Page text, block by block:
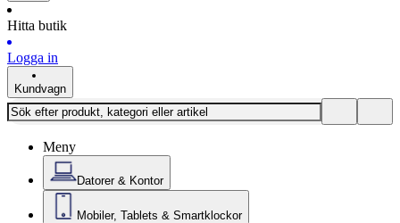
Hitta butik
Logga in
Kundvagn
Meny
Datorer & Kontor
Mobiler, Tablets & Smartklockor